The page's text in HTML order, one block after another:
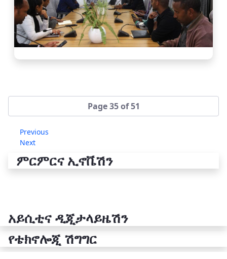
Page 35 of 51
Previous
Next
ምርምርና ኢኖቬሽን
አይሲቲና ዲጂታላይዜሽን
የቴክኖሎጂ ሽግግር